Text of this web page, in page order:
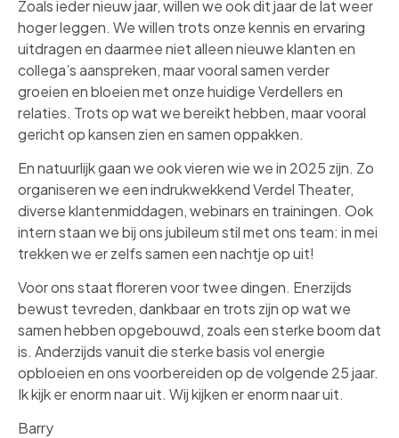
Zoals ieder nieuw jaar, willen we ook dit jaar de lat weer
hoger leggen. We willen trots onze kennis en ervaring
uitdragen en daarmee niet alleen nieuwe klanten en
collega’s aanspreken, maar vooral samen verder
groeien en bloeien met onze huidige Verdellers en
relaties. Trots op wat we bereikt hebben, maar vooral
gericht op kansen zien en samen oppakken.
En natuurlijk gaan we ook vieren wie we in 2025 zijn. Zo
organiseren we een indrukwekkend Verdel Theater,
diverse klantenmiddagen, webinars en trainingen. Ook
intern staan we bij ons jubileum stil met ons team: in mei
trekken we er zelfs samen een nachtje op uit!
Voor ons staat floreren voor twee dingen. Enerzijds
bewust tevreden, dankbaar en trots zijn op wat we
samen hebben opgebouwd, zoals een sterke boom dat
is. Anderzijds vanuit die sterke basis vol energie
opbloeien en ons voorbereiden op de volgende 25 jaar.
Ik kijk er enorm naar uit. Wij kijken er enorm naar uit.
Barry